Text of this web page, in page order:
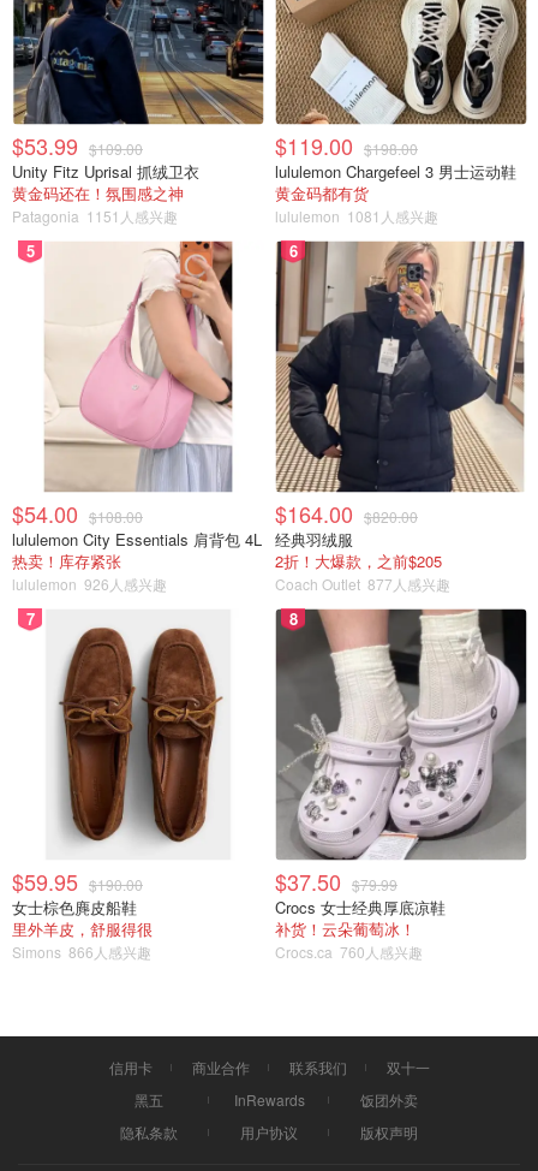
$53.99 $109.00
Unity Fitz Uprisal 抓绒卫衣
黄金码还在！氛围感之神
Patagonia 1151人感兴趣
$119.00 $198.00
lululemon Chargefeel 3 男士运动鞋
黄金码都有货
lululemon 1081人感兴趣
5
$54.00 $108.00
lululemon City Essentials 肩背包 4L
热卖！库存紧张
lululemon 926人感兴趣
6
$164.00 $820.00
经典羽绒服
2折！大爆款，之前$205
Coach Outlet 877人感兴趣
7
$59.95 $190.00
女士棕色麂皮船鞋
里外羊皮，舒服得很
Simons 866人感兴趣
8
$37.50 $79.99
Crocs 女士经典厚底凉鞋
补货！云朵葡萄冰！
Crocs.ca 760人感兴趣
信用卡 商业合作 联系我们
双十一
黑五
InRewards
饭团外卖
隐私条款
用户协议 版权声明